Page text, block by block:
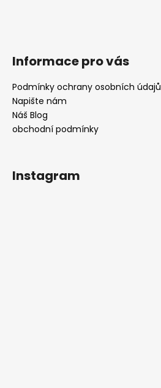
Informace pro vás
Podmínky ochrany osobních údajů
Napište nám
Náš Blog
obchodní podmínky
Instagram